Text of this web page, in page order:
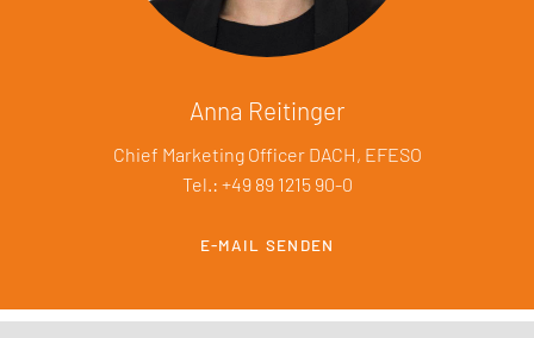
Anna Reitinger
Chief Marketing Officer DACH, EFESO
Tel.: +49 89 1215 90-0
E-MAIL SENDEN